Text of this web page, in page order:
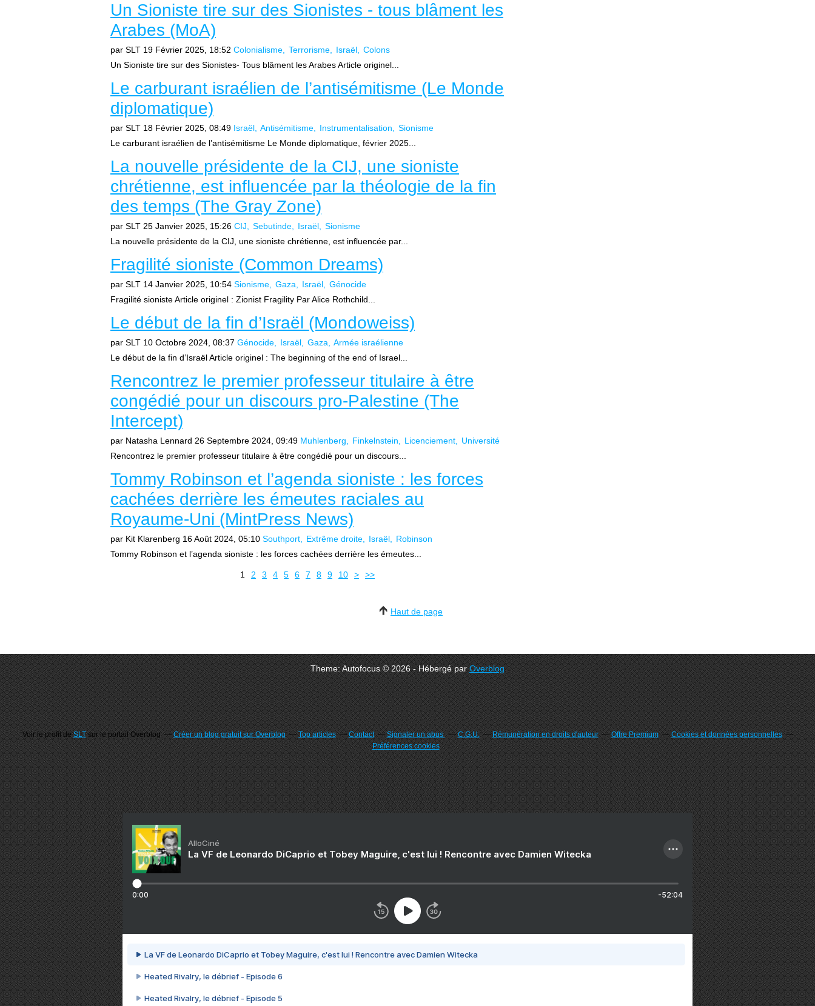
Un Sioniste tire sur des Sionistes - tous blâment les
Arabes (MoA)
par SLT 19 Février 2025, 18:52 Colonialisme Terrorisme Israël
Colons
Un Sioniste tire sur des Sionistes- Tous blâment les Arabes Article originel...
Le carburant israélien de l’antisémitisme (Le Monde
diplomatique)
par SLT 18 Février 2025, 08:49 Israël Antisémitisme Instrumentalisation
Sionisme
Le carburant israélien de l’antisémitisme Le Monde diplomatique, février 2025...
La nouvelle présidente de la CIJ, une sioniste
chrétienne, est influencée par la théologie de la fin
des temps (The Gray Zone)
par SLT 25 Janvier 2025, 15:26 CIJ Sebutinde Israël
Sionisme
La nouvelle présidente de la CIJ, une sioniste chrétienne, est influencée par...
Fragilité sioniste (Common Dreams)
par SLT 14 Janvier 2025, 10:54 Sionisme Gaza Israël
Génocide
Fragilité sioniste Article originel : Zionist Fragility Par Alice Rothchild...
Le début de la fin d’Israël (Mondoweiss)
par SLT 10 Octobre 2024, 08:37 Génocide Israël Gaza
Armée israélienne
Le début de la fin d’Israël Article originel : The beginning of the end of Israel...
Rencontrez le premier professeur titulaire à être
congédié pour un discours pro-Palestine (The
Intercept)
par Natasha Lennard 26 Septembre 2024, 09:49 Muhlenberg Finkelnstein Licenciement
Université
Rencontrez le premier professeur titulaire à être congédié pour un discours...
Tommy Robinson et l’agenda sioniste : les forces
cachées derrière les émeutes raciales au
Royaume-Uni (MintPress News)
par Kit Klarenberg 16 Août 2024, 05:10 Southport Extrême droite Israël
Robinson
Tommy Robinson et l’agenda sioniste : les forces cachées derrière les émeutes...
1 2 3 4 5 6 7 8 9 10 20
> >>
Haut de page
Theme: Autofocus © 2026 - Hébergé parOverblog
Voir le profil deSLTsur le portail Overblog Créer un blog gratuit sur Overblog Top articles Contact Signaler un abus C.G.U. Rémunération en droits d'auteur Offre Premium
Cookies et données personnelles
Préférences cookies
AlloCiné
La VF de Leonardo DiCaprio et Tobey Maguire, c'est lui ! Rencontre avec Damien Witecka
0:00 -52:04
La VF de Leonardo DiCaprio et Tobey Maguire, c'est lui ! Rencontre avec Damien Witecka
Heated Rivalry, le débrief - Episode 6
Heated Rivalry, le débrief - Episode 5